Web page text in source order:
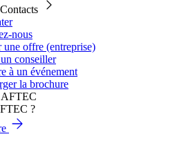
nous
une offre (entreprise)
conseiller
à un événement
la brochure
?